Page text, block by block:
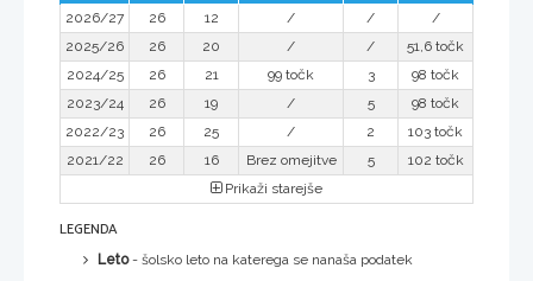
2026/27
26 12 / /
/
2025/26
26 20 / /
51,6 točk
2024/25
26 21 99 točk 3
98 točk
2023/24
26 19 / 5
98 točk
2022/23
26 25 / 2
103 točk
2021/22
26 16 Brez omejitve 5
102 točk
Prikaži starejše
LEGENDA
Leto- šolsko leto na katerega se nanaša podatek